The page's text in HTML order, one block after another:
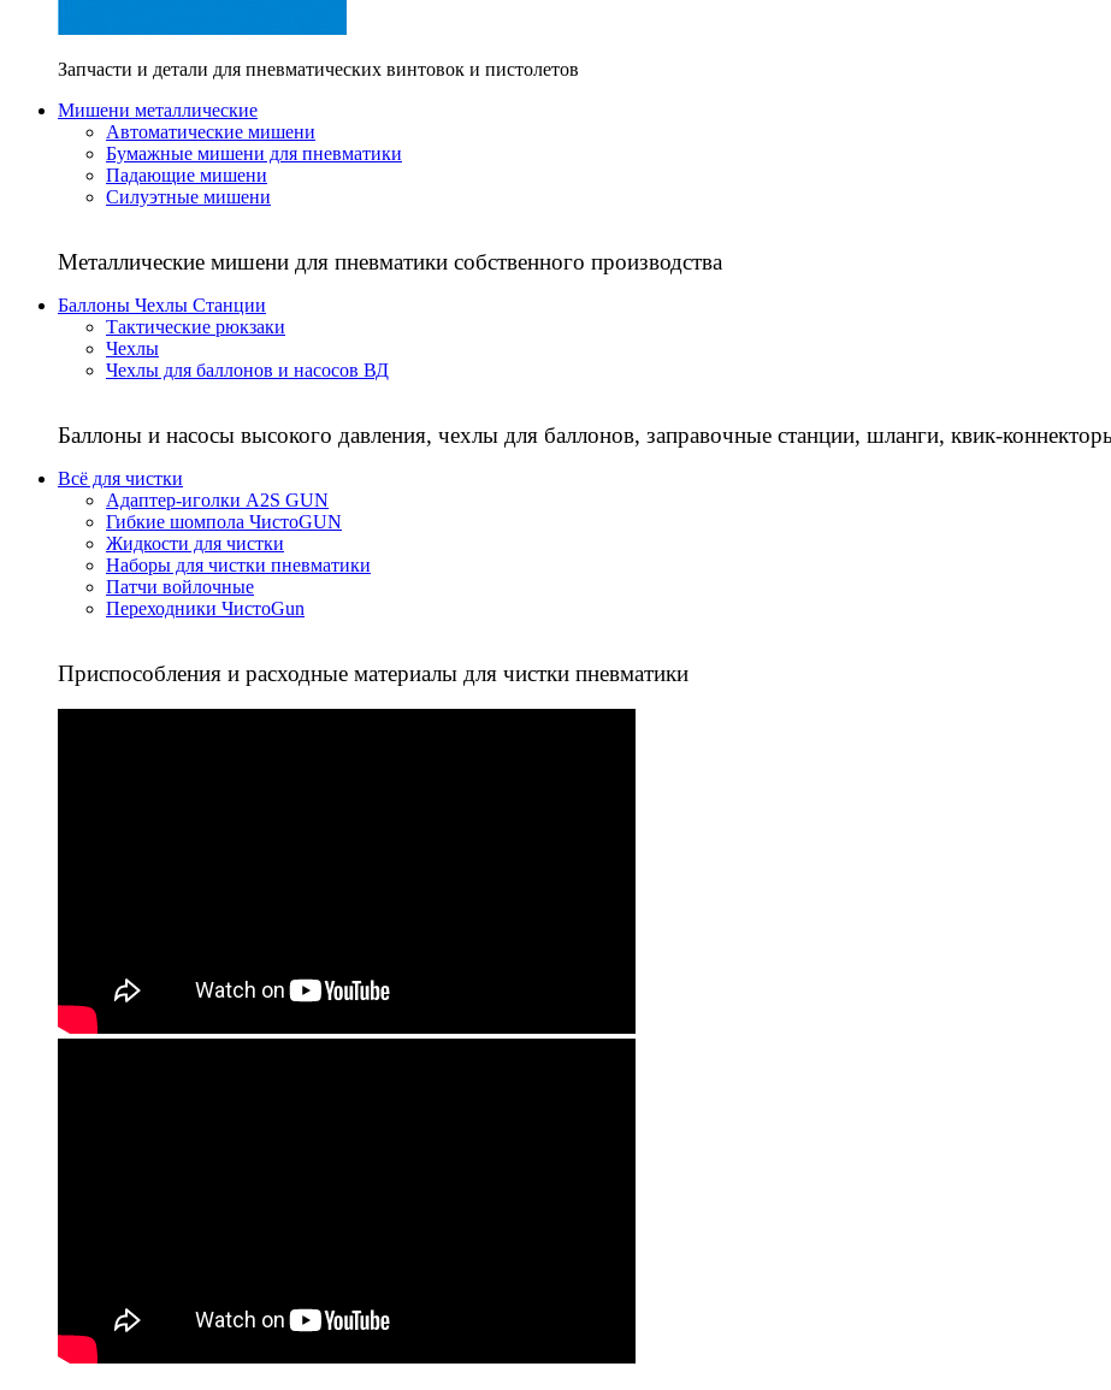
Запчасти и детали для пневматических винтовок и пистолетов
Мишени металлические
Автоматические мишени
Бумажные мишени для пневматики
Падающие мишени
Силуэтные мишени
Металлические мишени для пневматики собственного производства
Баллоны Чехлы Станции
Тактические рюкзаки
Чехлы
Чехлы для баллонов и насосов ВД
Баллоны и насосы высокого давления, чехлы для баллонов, заправочные станции, шланги, квик-
Всё для чистки
Адаптер-иголки A2S GUN
Гибкие шомпола ЧистоGUN
Жидкости для чистки
Наборы для чистки пневматики
Патчи войлочные
Переходники ЧистоGun
Приспособления и расходные материалы для чистки пневматики